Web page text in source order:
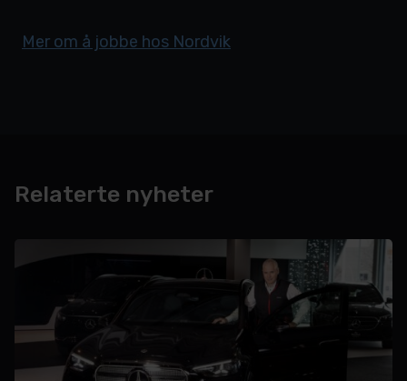
Mer om å jobbe hos Nordvik
Relaterte nyheter